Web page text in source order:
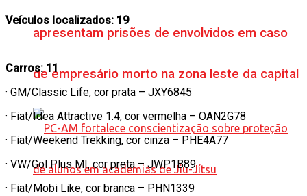
apresentam prisões de envolvidos em caso
de empresário morto na zona leste da capital
Veículos localizados: 19
Carros: 11
· GM/Classic Life, cor prata – JXY6845
· Fiat/Idea Attractive 1.4, cor vermelha – OAN2G78
· Fiat/Weekend Trekking, cor cinza – PHE4A77
· VW/Gol Plus MI, cor preta – JWP1B89
· Fiat/Mobi Like, cor branca – PHN1339